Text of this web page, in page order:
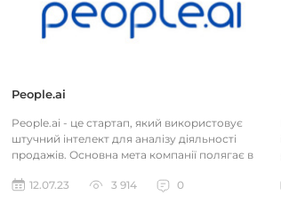
People.ai
People.ai - це стартап, який використовує
штучний інтелект для аналізу діяльності
продажів. Основна мета компанії полягає в
12.07.23
3 914 0